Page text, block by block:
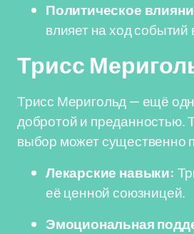
Политическое
влияет на ход событий
Трисс
Трисс Меригольд — ещё
добротой и преданностью.
выбор может существенно
Лекарские навыки:
её ценной союзницей.
Эмоциональная